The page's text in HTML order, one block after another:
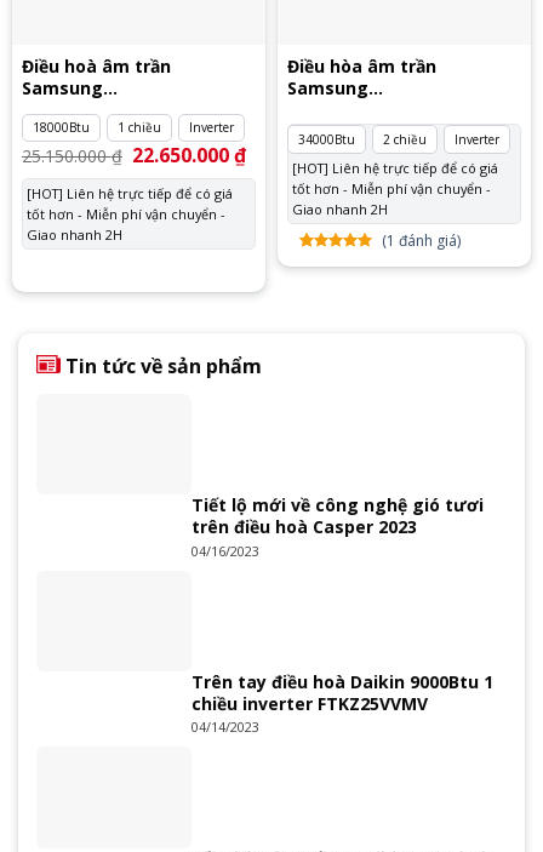
Điều hoà âm trần
Samsung
AC052TN4DKC/EA
18000Btu 1 chiều Inverter
25.150.000₫ Giá
gốc
là:
25.150.000 ₫.
22.650.000₫Giá
tại
22.650.000 ₫.
[HOT] Liên hệ trực tiếp để có giá
tốt hơn - Miễn phí vận chuyển -
Giao nhanh 2H
Điều hòa âm trần
Samsung
34000Btu 2 chiều Inverter
[HOT] Liên hệ trực tiếp để có giá
tốt hơn - Miễn phí vận chuyển -
Giao nhanh 2H
5.00trên
1
(1 đánh giá)
Tin tức về sản phẩm
Tiết lộ mới về công nghệ gió tươi
trên điều hoà Casper 2023
04/16/2023
Trên tay điều hoà Daikin 9000Btu 1
chiều inverter FTKZ25VVMV
04/14/2023